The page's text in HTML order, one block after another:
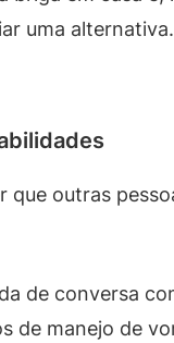
uma
outras
de conversa
de manejo de